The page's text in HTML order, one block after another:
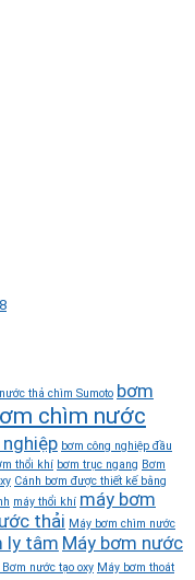
thả chìm Sumoto bơm
chìm nước
bơm công nghiệp đầu
thổi khí bơm trục ngang Bơm
Cánh bơm được thiết kế bằng
máy thổi khí máy bơm
thải Máy bơm chìm nước
ly tâm Máy bơm nước
Bơm nước tạo oxy Máy bơm thoát